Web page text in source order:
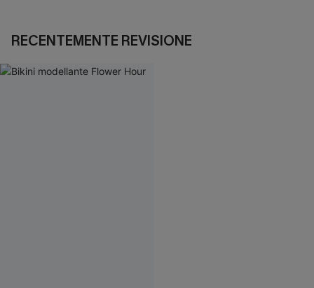
RECENTEMENTE REVISIONE